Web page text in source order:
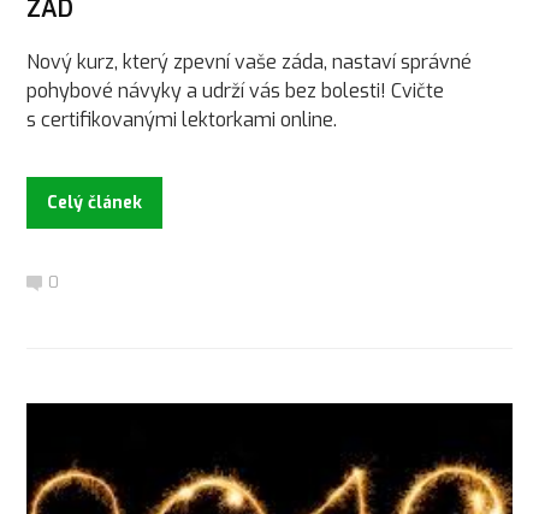
ZAD
Nový kurz, který zpevní vaše záda, nastaví správné
pohybové návyky a udrží vás bez bolesti! Cvičte
s certifikovanými lektorkami online.
Celý článek
0